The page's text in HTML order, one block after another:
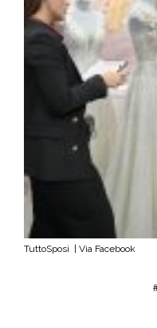
TuttoSposi | Via Facebook